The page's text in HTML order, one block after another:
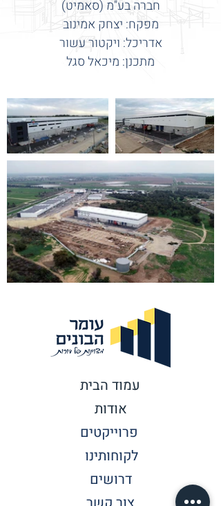
חברה בע"מ (סאמיט)
מפקח: יצחק אמינוב
אדריכל: ויקטור עשור
מתכנן: מיכאל סגל
עמוד הבית
אודות
פרוייקטים
לקוחותינו
דרושים